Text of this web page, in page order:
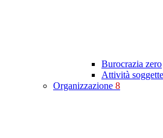
Burocrazia zero
Attività
Organizzazione 8